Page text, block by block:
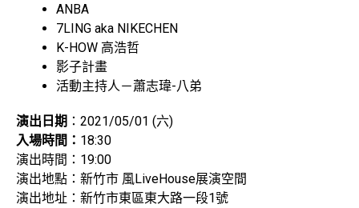
ANBA
7LING aka NIKECHEN
K-HOW 高浩哲
影子計畫
活動主持人－蕭志瑋-八弟
演出日期 ：2021/05/01 (六)
入場時間： 18:30
演出時間：19:00
演出地點：新竹市 風LiveHouse展演空間
演出地址：新竹市東區東大路一段1號